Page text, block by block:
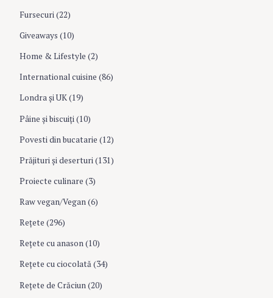
Fursecuri(22)
Giveaways (10)
Home & Lifestyle (2)
International cuisine (86)
Londra şi UK(19)
Pâine şi biscuiţi (10)
Povesti din bucatarie (12)
Prăjituri şi deserturi(131)
Proiecte culinare (3)
Raw vegan/Vegan(6)
Rețete (296)
Reţete cu anason(10)
Reţete cu ciocolată(34)
Reţete de Crăciun (20)